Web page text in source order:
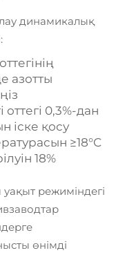
динамикалық
азотты
0,3%-дан
іске қосу
≥18°C
18%
режиміндегі
өнімді